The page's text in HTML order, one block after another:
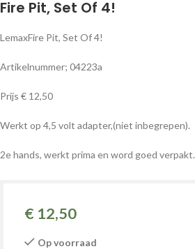
Fire Pit, Set Of 4!
LemaxFire Pit, Set Of 4!
Artikelnummer; 04223a
Prijs € 12,50
Werkt op 4,5 volt adapter,(niet inbegrepen).
2e hands, werkt prima en word goed verpakt.
€ 12,50
Op voorraad